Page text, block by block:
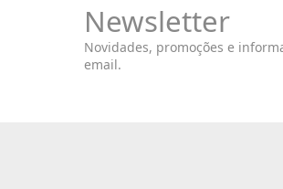
Newsletter
Novidades, promoções e
email.